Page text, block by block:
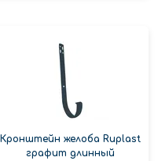
Кронштейн желоба Ruplast
графит длинный